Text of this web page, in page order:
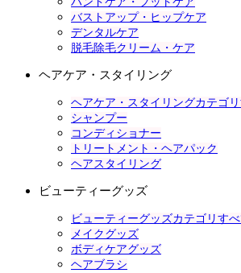
バストアップ・ヒップケア
デンタルケア
脱毛除毛クリーム・ケア
ヘアケア・スタイリング
ヘアケア・スタイリングカテゴ
シャンプー
コンディショナー
トリートメント・ヘアパック
ヘアスタイリング
ビューティーグッズ
ビューティーグッズカテゴリす
メイクグッズ
ボディケアグッズ
ヘアブラシ